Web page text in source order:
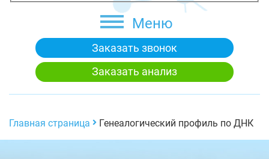
Меню
Заказать звонок
Заказать анализ
Главная страница Генеалогический профиль по ДНК